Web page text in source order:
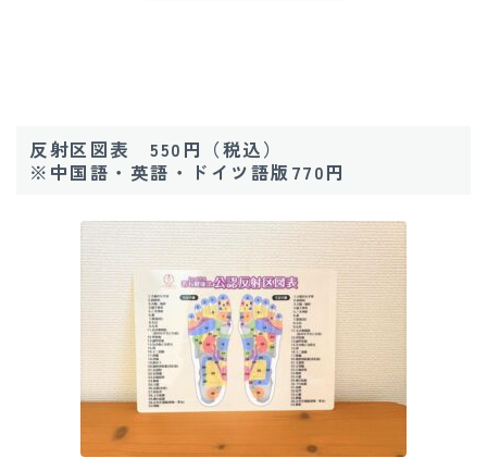
反射区図表 550円（税込）
※中国語・英語・ドイツ語版770円